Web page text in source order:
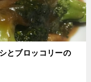
とブロッコリーの